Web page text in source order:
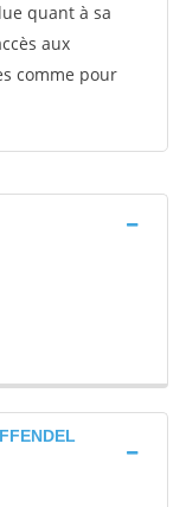
quant à sa
aux
comme pour